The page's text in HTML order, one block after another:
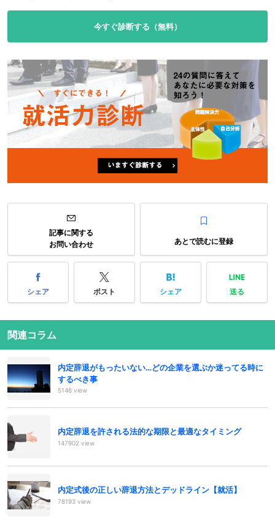
今すぐ診断する（無料）
記事に関する
お問い合わせ
あとで読むに登録
シェア ポスト シェア 送る
関連コラム
内定辞退がもったいない…どの企業を選ぶか迷ってる時に
するべき事
5146 view
内定辞退を許される法的な期限と最適なタイミング
147902 view
内定式後の正しい辞退方法とデッドライン【就活】
78193 view